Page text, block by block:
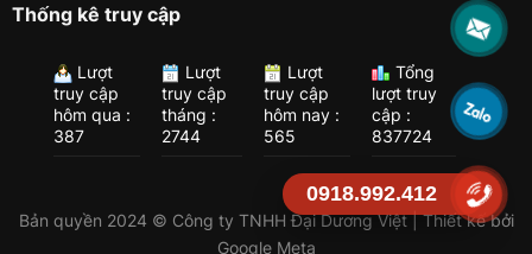
Thống kê truy cập
Lượt
truy cập
hôm qua :
387
Lượt
truy cập
tháng :
2744
Lượt
truy cập
hôm nay :
565
Tổng
lượt truy
cập :
837724
Bản quyền 2024 © Công ty TNHH Đại Dương Việt | Thiết kế bởi
Google Meta
0918.992.412